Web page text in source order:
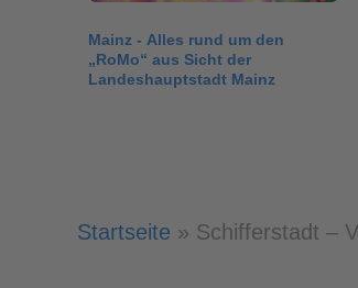
Mainz - Alles rund um den
„RoMo“ aus Sicht der
Landeshauptstadt Mainz
Startseite » Schifferstadt –